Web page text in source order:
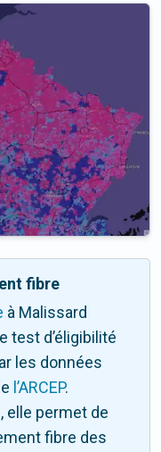
fibre
à Malissard
test d’éligibilité
les données
l’ARCEP.
elle permet de
fibre des